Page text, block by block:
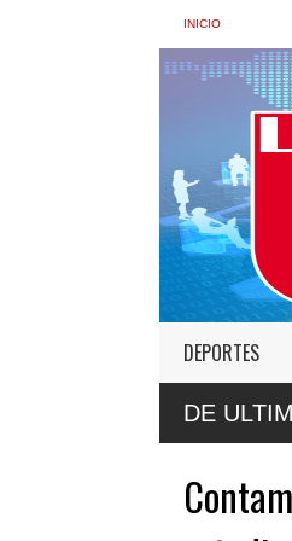
INICIO
DEPORTES
DE
vamos a desistir en nuestro empeño de